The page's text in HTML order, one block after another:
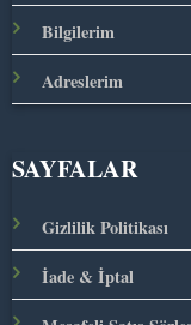
Bilgilerim
Adreslerim
SAYFALAR
Gizlilik Politikası
İade & İptal